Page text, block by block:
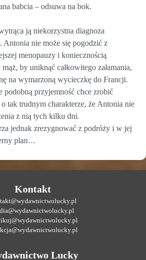
babcia – odsuwa na bok.
ją niekorzystna diagnoza
Antonia nie może się pogodzić z
menopauzy i koniecznością
by uniknąć całkowitego załamania,
na wymarzoną wycieczkę do Francji.
podobną przyjemność chce zrobić
tak trudnym charakterze, że Antonia nie
z nią tych kilku dni.
jednak zrezygnować z podróży i w jej
plan…
Kontakt
Lucky